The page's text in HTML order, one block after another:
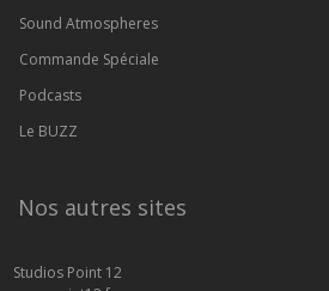
Sound Atmospheres
Commande Spéciale
Podcasts
Le BUZZ
Nos autres sites
Studios Point 12